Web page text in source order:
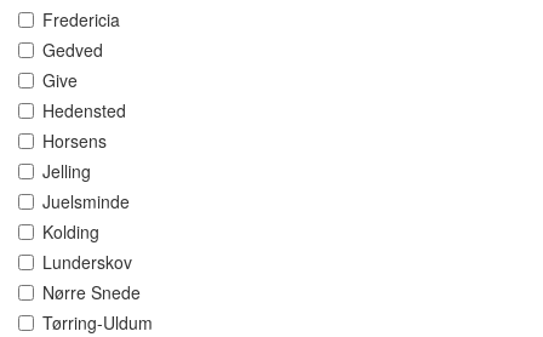
Fredericia
Gedved
Give
Hedensted
Horsens
Jelling
Juelsminde
Kolding
Lunderskov
Nørre Snede
Tørring-Uldum